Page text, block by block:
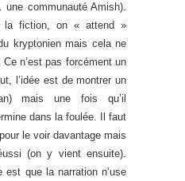
communauté Amish).
fiction, on « attend »
kryptonien mais cela ne
n’est pas forcément un
l’idée est de montrer un
mais une fois qu’il
dans la foulée. Il faut
le voir davantage mais
(on y vient ensuite).
est que la narration n’use